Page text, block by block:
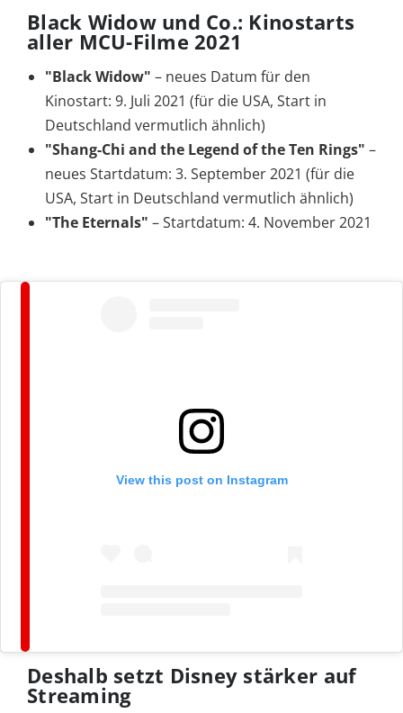
Black Widow und Co.: Kinostarts
aller MCU-Filme 2021
"Black Widow" – neues Datum für den
Kinostart: 9. Juli 2021 (für die USA, Start in
Deutschland vermutlich ähnlich)
"Shang-Chi and the Legend of the Ten Rings" –
neues Startdatum: 3. September 2021 (für die
USA, Start in Deutschland vermutlich ähnlich)
"The Eternals" – Startdatum: 4. November 2021
View this post on Instagram
Deshalb setzt Disney stärker auf
Streaming